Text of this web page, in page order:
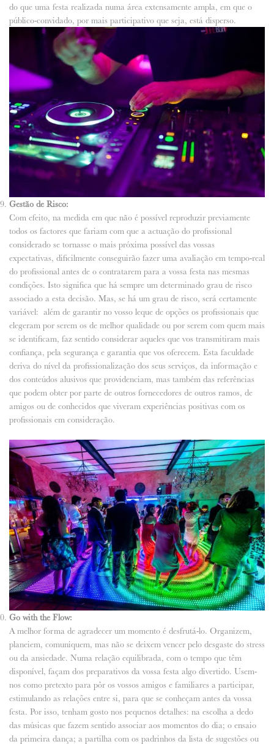
do que uma festa realizada numa área extensamente ampla, em que o
público-convidado, por mais participativo que seja, está disperso.
Gestão de Risco:
Com efeito, na medida em que não é possível reproduzir previamente
todos os factores que fariam com que a actuação do profissional
considerado se tornasse o mais próxima possível das vossas
expectativas, dificilmente conseguirão fazer uma avaliação em tempo-real
do profissional antes de o contratarem para a vossa festa nas mesmas
condições. Isto significa que há sempre um determinado grau de risco
associado a esta decisão. Mas, se há um grau de risco, será certamente
variável: além de garantir no vosso leque de opções os profissionais que
elegeram por serem os de melhor qualidade ou por serem com quem mais
se identificam, faz sentido considerar aqueles que vos transmitiram mais
confiança, pela segurança e garantia que vos oferecem. Esta faculdade
deriva do nível da profissionalização dos seus serviços, da informação e
dos conteúdos alusivos que providenciam, mas também das referências
que podem obter por parte de outros fornecedores de outros ramos, de
amigos ou de conhecidos que viveram experiências positivas com os
profissionais em consideração.
Go with the Flow:
A melhor forma de agradecer um momento é desfrutá-lo. Organizem,
planeiem, comuniquem, mas não se deixem vencer pelo desgaste do stress
ou da ansiedade. Numa relação equilibrada, com o tempo que têm
disponível, façam dos preparativos da vossa festa algo divertido. Usem-
nos como pretexto para pôr os vossos amigos e familiares a participar,
estimulando as relações entre si, para que se conheçam antes da vossa
festa. Por isso, tenham gosto nos pequenos detalhes: na escolha a dedo
das músicas que fazem sentido associar aos momentos do dia; o ensaio
da primeira dança; a partilha com os padrinhos da lista de sugestões ou